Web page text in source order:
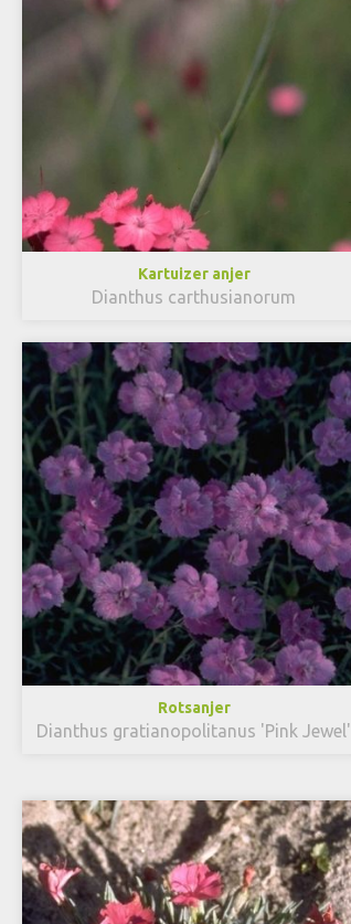
Kartuizer anjer
Dianthus carthusianorum
Rotsanjer
Dianthus gratianopolitanus 'Pink Jewel'